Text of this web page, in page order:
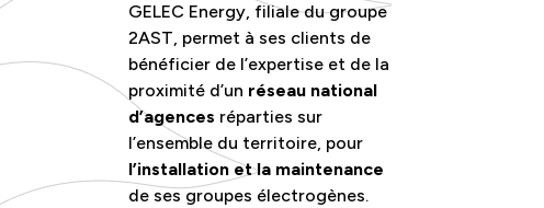
GELEC Energy, filiale du groupe
2AST, permet à ses clients de
bénéficier de l’expertise et de la
proximité d’un réseau national
d’agences réparties sur
l’ensemble du territoire, pour
l’installation et la maintenance
de ses groupes électrogènes.